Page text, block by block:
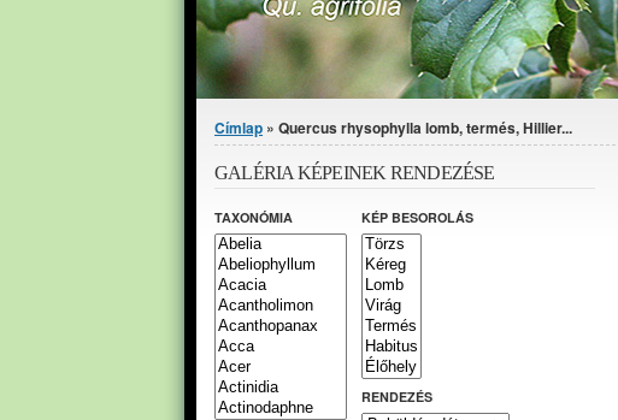
Jelenlegi hely
Címlap » Quercus rhysophylla lomb, termés, Hillier...
GALÉRIA KÉPEINEK RENDEZÉSE
TAXONÓMIA KÉP BESOROLÁS
RENDEZÉS